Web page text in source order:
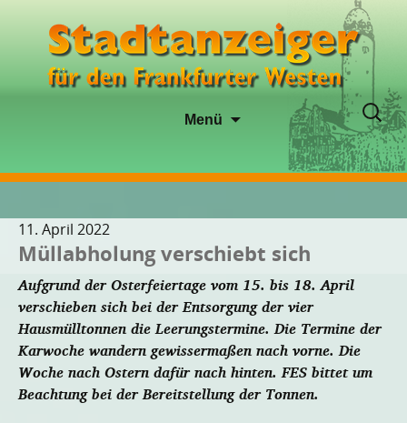
Menü
springen
Suchen
nach:
11. April 2022
Müllabholung verschiebt sich
Aufgrund der Osterfeiertage vom 15. bis 18. April
verschieben sich bei der Entsorgung der vier
Hausmülltonnen die Leerungstermine. Die Termine der
Karwoche wandern gewissermaßen nach vorne. Die
Woche nach Ostern dafür nach hinten. FES bittet um
Beachtung bei der Bereitstellung der Tonnen.